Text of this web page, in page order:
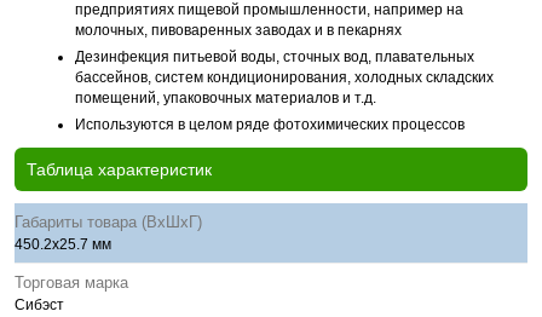
предприятиях пищевой промышленности, например на
молочных, пивоваренных заводах и в пекарнях
Дезинфекция питьевой воды, сточных вод, плавательных
бассейнов, систем кондиционирования, холодных складских
помещений, упаковочных материалов и т.д.
Используются в целом ряде фотохимических процессов
Таблица характеристик
Габариты товара (ВхШхГ)
450.2х25.7 мм
Торговая марка
Сибэст